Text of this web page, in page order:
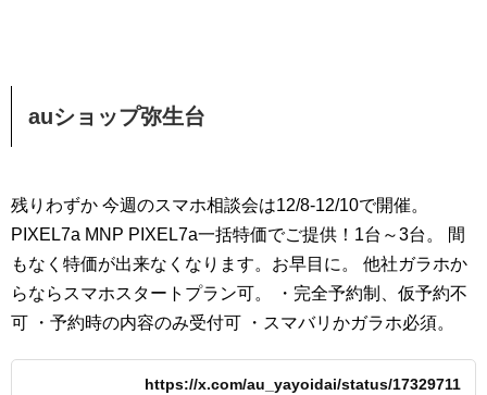
auショップ弥生台
残りわずか 今週のスマホ相談会は12/8-12/10で開催。
PIXEL7a MNP PIXEL7a一括特価でご提供！1台～3台。 間
もなく特価が出来なくなります。お早目に。 他社ガラホか
らならスマホスタートプラン可。 ・完全予約制、仮予約不
可 ・予約時の内容のみ受付可 ・スマバリかガラホ必須。
https://x.com/au_yayoidai/status/17329711